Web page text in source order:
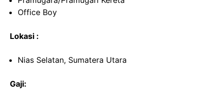
Office Boy
Lokasi :
Nias Selatan, Sumatera Utara
Gaji: